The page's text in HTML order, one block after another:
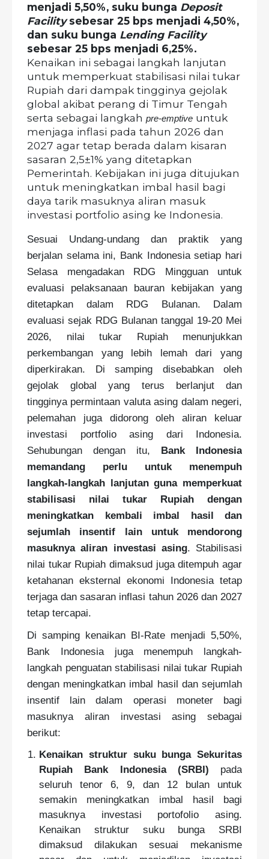
menjadi 5,50%, suku bunga Deposit
Facility sebesar 25 bps menjadi 4,50%,
dan suku bunga Lending Facility
sebesar 25 bps menjadi 6,25%.
Kenaikan ini sebagai langkah lanjutan
untuk memperkuat stabilisasi nilai tukar
Rupiah dari dampak tingginya gejolak
global akibat perang di Timur Tengah
serta sebagai langkah pre-emptive untuk
menjaga inflasi pada tahun 2026 dan
2027 agar tetap berada dalam kisaran
sasaran 2,5±1% yang ditetapkan
Pemerintah. Kebijakan ini juga ditujukan
untuk meningkatkan imbal hasil bagi
daya tarik masuknya aliran masuk
investasi portfolio asing ke Indonesia.
Sesuai Undang-undang dan praktik yang
berjalan selama ini, Bank Indonesia setiap hari
Selasa mengadakan RDG Mingguan untuk
evaluasi pelaksanaan bauran kebijakan yang
ditetapkan dalam RDG Bulanan. Dalam
evaluasi sejak RDG Bulanan tanggal 19-20 Mei
2026, nilai tukar Rupiah menunjukkan
perkembangan yang lebih lemah dari yang
diperkirakan. Di samping disebabkan oleh
gejolak global yang terus berlanjut dan
tingginya permintaan valuta asing dalam negeri,
pelemahan juga didorong oleh aliran keluar
investasi portfolio asing dari Indonesia.
Sehubungan dengan itu, Bank Indonesia
memandang perlu untuk menempuh
langkah-langkah lanjutan guna memperkuat
stabilisasi nilai tukar Rupiah dengan
meningkatkan kembali imbal hasil dan
sejumlah insentif lain untuk mendorong
masuknya aliran investasi asing. Stabilisasi
nilai tukar Rupiah dimaksud juga ditempuh agar
ketahanan eksternal ekonomi Indonesia tetap
terjaga dan sasaran inflasi tahun 2026 dan 2027
tetap tercapai.
Di samping kenaikan BI-Rate menjadi 5,50%,
Bank Indonesia juga menempuh langkah-
langkah penguatan stabilisasi nilai tukar Rupiah
dengan meningkatkan imbal hasil dan sejumlah
insentif lain dalam operasi moneter bagi
masuknya aliran investasi asing sebagai
berikut:
Kenaikan struktur suku bunga Sekuritas
Rupiah Bank Indonesia (SRBI) pada
seluruh tenor 6, 9, dan 12 bulan untuk
semakin meningkatkan imbal hasil bagi
masuknya investasi portofolio asing.
Kenaikan struktur suku bunga SRBI
dimaksud dilakukan sesuai mekanisme